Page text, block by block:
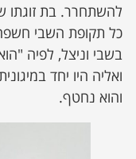
להשתחרר. בת זוגתו
כל תקופת השבי
בשבי וניצל, לפיה
ואליה היו יחד
והוא נחטף.